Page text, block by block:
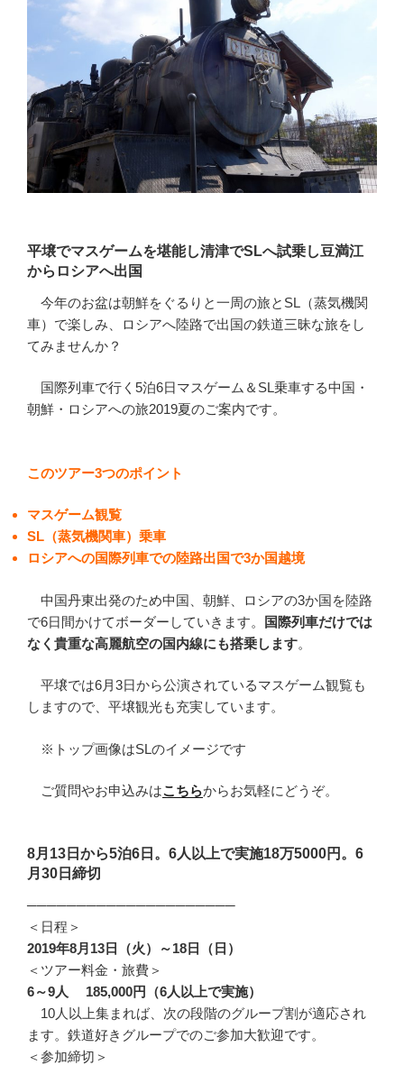
平壌でマスゲームを堪能し清津でSLへ試乗し豆満江
からロシアへ出国
今年のお盆は朝鮮をぐるりと一周の旅とSL（蒸気機関
車）で楽しみ、ロシアへ陸路で出国の鉄道三昧な旅をし
てみませんか？
国際列車で行く5泊6日マスゲーム＆SL乗車する中国・
朝鮮・ロシアへの旅2019夏のご案内です。
このツアー3つのポイント
マスゲーム観覧
SL（蒸気機関車）乗車
ロシアへの国際列車での陸路出国で3か国越境
中国丹東出発のため中国、朝鮮、ロシアの3か国を陸路
で6日間かけてボーダーしていきます。
国際列車だけでは
なく貴重な高麗航空の国内線にも搭乗します。
平壌では6月3日から公演されているマスゲーム観覧も
しますので、平壌観光も充実しています。
※トップ画像はSLのイメージです
ご質問やお申込みはこちらからお気軽にどうぞ。
8月13日から5泊6日。6人以上で実施18万5000円。6
月30日締切
─────────────────────
＜日程＞
2019年8月13日（火）～18日（日）
＜ツアー料金・旅費＞
6～9人 185,000円（6人以上で実施）
10人以上集まれば、次の段階のグループ割が適応され
ます。鉄道好きグループでのご参加大歓迎です。
＜参加締切＞